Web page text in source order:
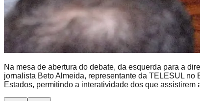
Na mesa de abertura do debate, da esquerda para a
jornalista Beto Almeida, representante da TELESUL
Estados, permitindo a interatividade dos que assistirem